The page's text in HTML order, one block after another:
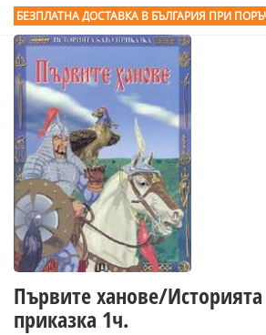
БЕЗПЛАТНА ДОСТАВКА В БЪЛГАРИЯ ПРИ
Първите ханове/Историята
приказка 1ч.